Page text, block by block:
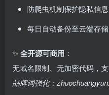
防爬虫机制保护隐私信息
每日自动备份至云端存储
✨ ​全开源可商用 ：
无域名限制、无加密代码，
品牌词强化：